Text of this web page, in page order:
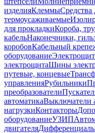
изделияКлеммыСредства
термоусаживаемые
для прокладкиКороба,
кабельНаконечники,
коробовКабельный
оборудование
электрощитаШины
путевые, концевые
управленияРубильники
преобразователи
автоматикаВыключатели
нагрузкиКонтакторы
оборудованиеУЗИП
двигателя